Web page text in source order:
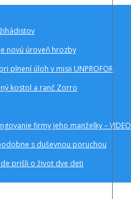
novú úroveň hrozby
plnení úloh v misii UNPROFOR
kostol a ranč Zorro
firmy jeho manželky – VIDEO
s duševnou poruchou
prišli o život dve deti